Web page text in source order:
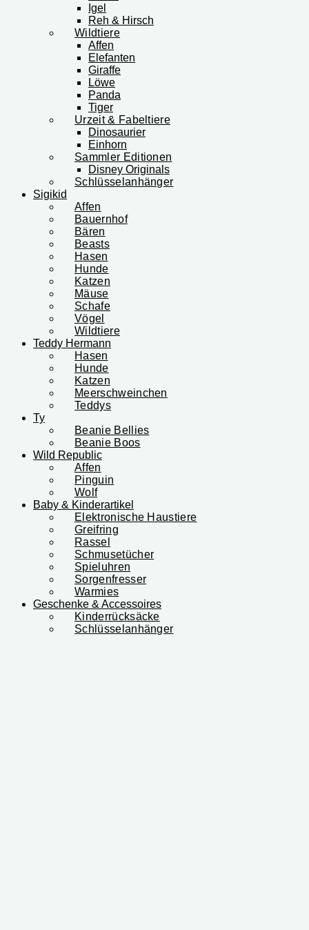
Igel
Reh & Hirsch
Wildtiere
Affen
Elefanten
Giraffe
Löwe
Panda
Tiger
Urzeit & Fabeltiere
Dinosaurier
Einhorn
Sammler Editionen
Disney Originals
Schlüsselanhänger
Sigikid
Affen
Bauernhof
Bären
Beasts
Hasen
Hunde
Katzen
Mäuse
Schafe
Vögel
Wildtiere
Teddy Hermann
Hasen
Hunde
Katzen
Meerschweinchen
Teddys
Ty
Beanie Bellies
Beanie Boos
Wild Republic
Affen
Pinguin
Wolf
Baby & Kinderartikel
Elektronische Haustiere
Greifring
Rassel
Schmusetücher
Spieluhren
Sorgenfresser
Warmies
Geschenke & Accessoires
Kinderrücksäcke
Schlüsselanhänger